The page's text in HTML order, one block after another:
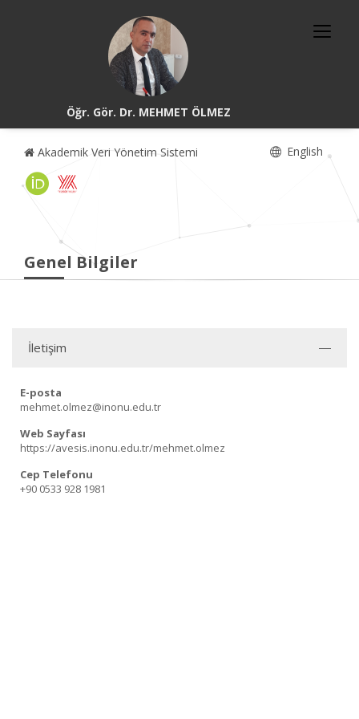
Öğr. Gör. Dr. MEHMET ÖLMEZ
Akademik Veri Yönetim Sistemi English
Genel Bilgiler
İletişim
E-posta
mehmet.olmez@inonu.edu.tr
Web Sayfası
https://avesis.inonu.edu.tr/mehmet.olmez
Cep Telefonu
+90 0533 928 1981